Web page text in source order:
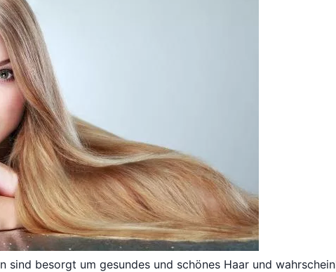
sind besorgt um gesundes und schönes Haar und